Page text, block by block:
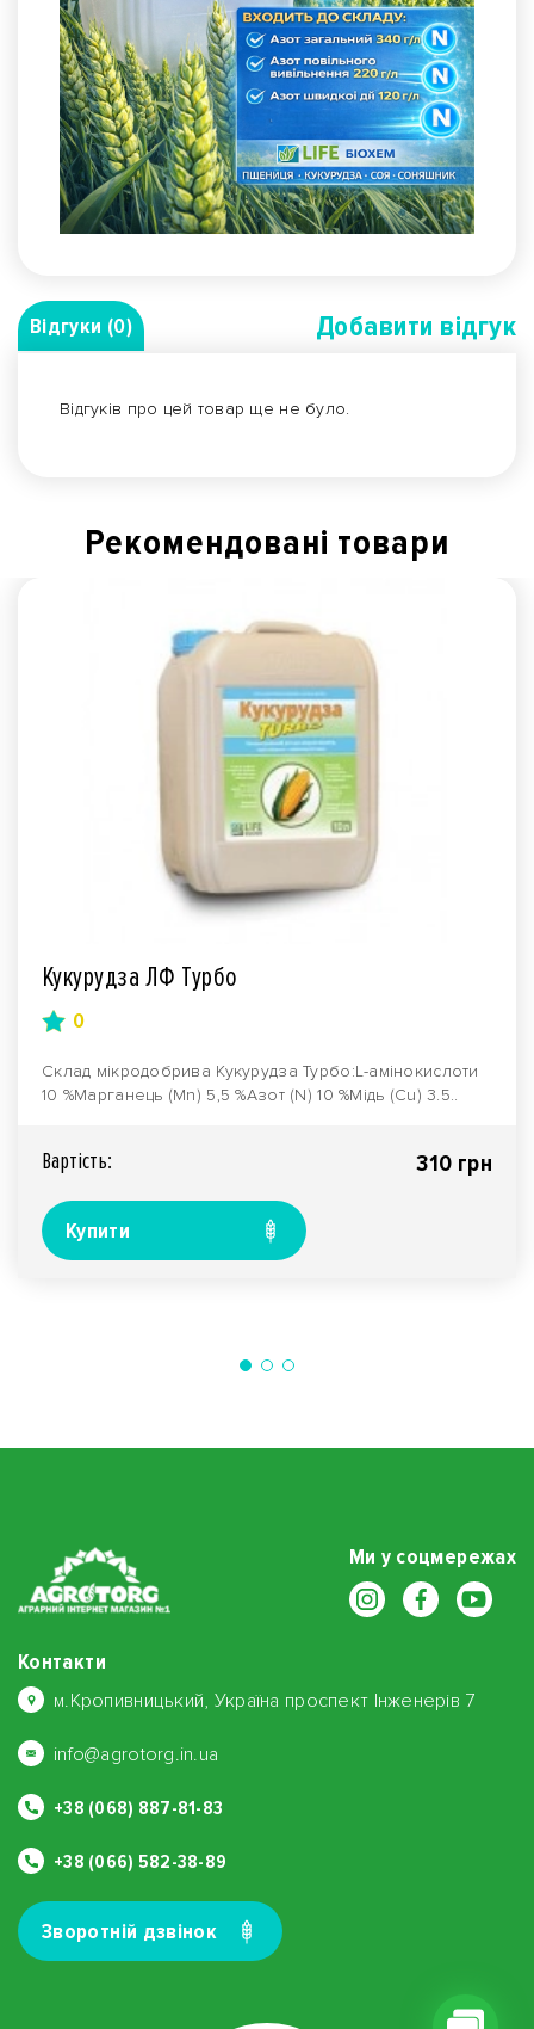
Відгуки (0) Добавити вiдгук
Відгуків про цей товар ще не було.
Рекомендованi товари
Кукурудза ЛФ Турбо
0
Склад мікродобрива Кукурудза Турбо:L-амінокислоти
10 %Марганець (Mn) 5,5 %Азот (N) 10 %Мідь (Cu) 3.5..
Вартiсть: 310 грн
Купити
Ми у соцмережах
Контакти
м.Кропивницький, Україна проспект Інженерів 7
info@agrotorg.in.ua
+38 (068) 887-81-83
+38 (066) 582-38-89
Зворотнiй дзвiнок